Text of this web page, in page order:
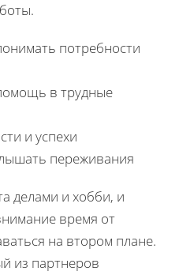
потребности
в трудные
и успехи
переживания
делами и хобби, и
время от
на втором плане.
из партнеров